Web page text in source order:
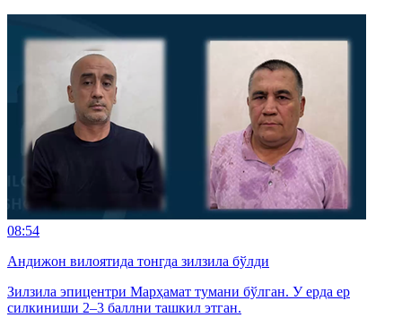
08:54
Андижон вилоятида тонгда зилзила бўлди
Зилзила эпицентри Марҳамат тумани бўлган. У ерда ер
силкиниши 2–3 баллни ташкил этган.